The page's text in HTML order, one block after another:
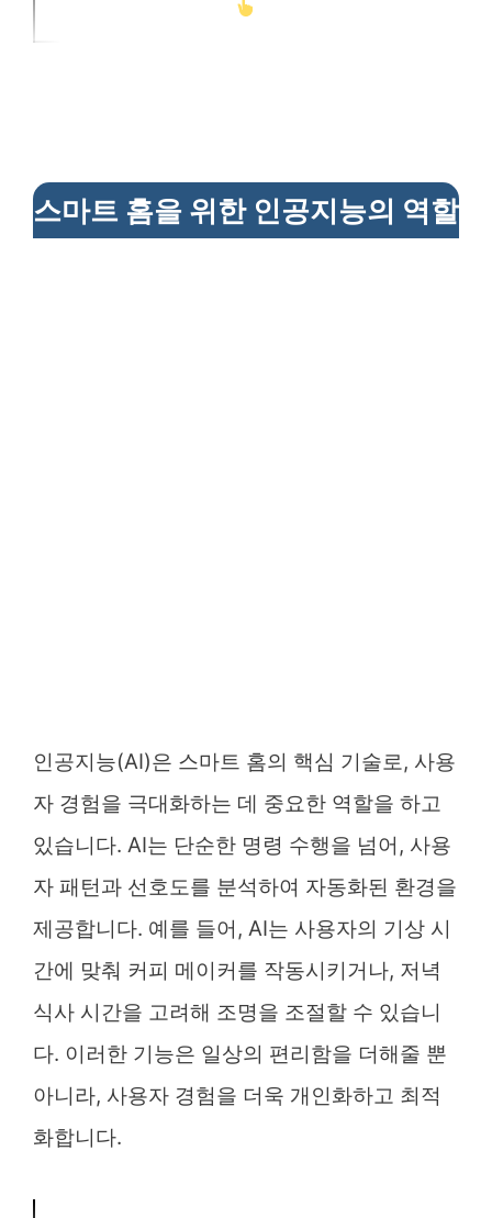
스마트 홈을 위한 인공지능의 역할
인공지능(AI)은 스마트 홈의 핵심 기술로, 사용
자 경험을 극대화하는 데 중요한 역할을 하고
있습니다. AI는 단순한 명령 수행을 넘어, 사용
자 패턴과 선호도를 분석하여 자동화된 환경을
제공합니다. 예를 들어, AI는 사용자의 기상 시
간에 맞춰 커피 메이커를 작동시키거나, 저녁
식사 시간을 고려해 조명을 조절할 수 있습니
다. 이러한 기능은 일상의 편리함을 더해줄 뿐
아니라, 사용자 경험을 더욱 개인화하고 최적
화합니다.